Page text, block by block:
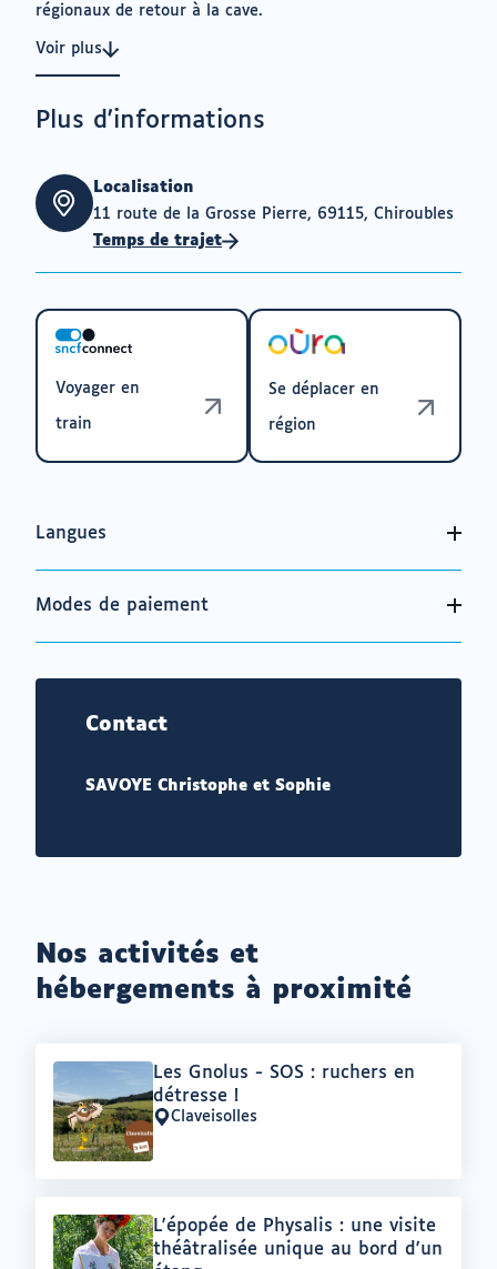
régionaux de retour à la cave.
Voir plus
Plus d'informations
Localisation
11 route de la Grosse Pierre, 69115, Chiroubles
Temps de trajet
Voyager en
train
Se déplacer en
région
Langues
Modes de paiement
Contact
SAVOYE Christophe et Sophie
Nos activités et
hébergements à proximité
Offre
:
Les Gnolus - SOS : ruchers en
détresse !
LieuClaveisolles
Offre
:
L'épopée de Physalis : une visite
théâtralisée unique au bord d'un